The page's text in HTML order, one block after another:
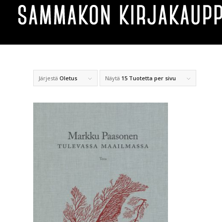
Järjestä Oletus Näytä 15 Tuotetta per sivu